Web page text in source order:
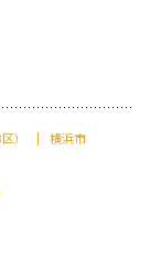
）
横浜市